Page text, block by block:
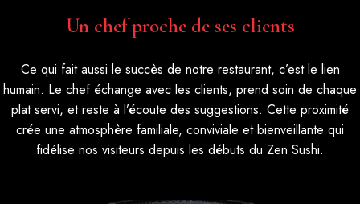
Un chef proche de ses clients
Ce qui fait aussi le succès de notre restaurant, c’est le lien
humain. Le chef échange avec les clients, prend soin de chaque
plat servi, et reste à l’écoute des suggestions. Cette proximité
crée une atmosphère familiale, conviviale et bienveillante qui
fidélise nos visiteurs depuis les débuts du Zen Sushi.